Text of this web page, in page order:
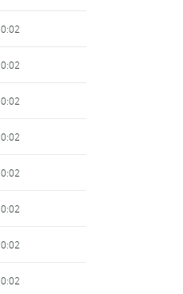
0:02
0:02
0:02
0:02
0:02
0:02
0:02
0:02